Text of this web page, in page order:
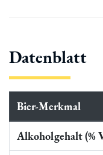
Datenblatt
Bier-Merkmal
Alkoholgehalt (%